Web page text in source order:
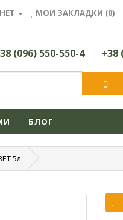
МОИ ЗАКЛАДКИ (0)
(096) 550-550-4 +38
БЛОГ
5л